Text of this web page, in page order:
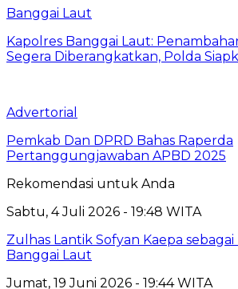
Banggai Laut
Kapolres Banggai Laut:
Segera Diberangkatkan, Polda
Advertorial
Pemkab Dan DPRD Bahas Raperda
Pertanggungjawaban APBD 2025
Rekomendasi untuk Anda
Sabtu, 4 Juli 2026 - 19:48 WITA
Zulhas Lantik Sofyan Kaepa
Banggai Laut
Jumat, 19 Juni 2026 - 19:44 WITA